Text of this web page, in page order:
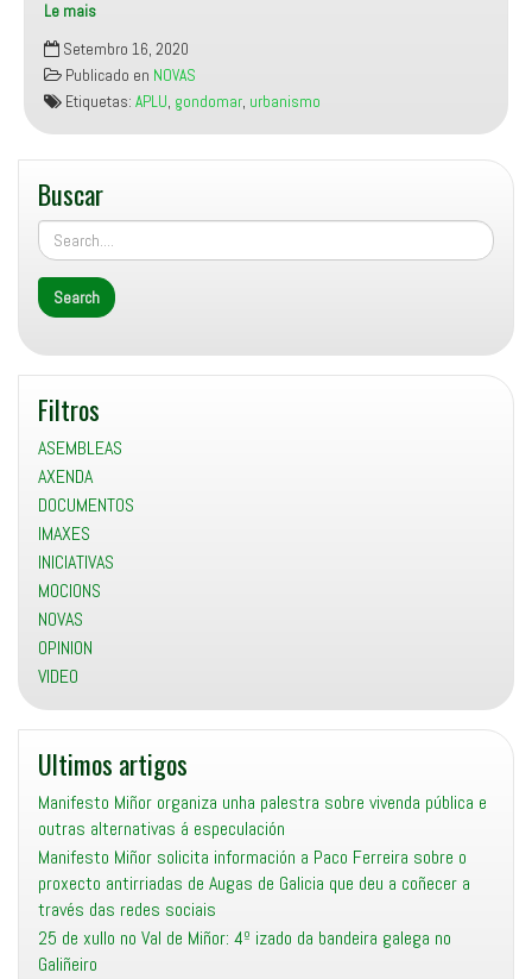
Le mais
A
APLU
retira
as
demandas
contra
as
persoas
propietarias
de
vivendas
con
licenza,
como
lle
instou
Antonio
Araújo
dende
a
Concellería
de
Urbanismo
Setembro 16, 2020
Publicado en NOVAS
Etiquetas: APLU, gondomar, urbanismo
Buscar
Filtros
ASEMBLEAS
AXENDA
DOCUMENTOS
IMAXES
INICIATIVAS
MOCIONS
NOVAS
OPINION
VIDEO
Ultimos artigos
Manifesto Miñor organiza unha palestra sobre vivenda pública e
outras alternativas á especulación
Manifesto Miñor solicita información a Paco Ferreira sobre o
proxecto antirriadas de Augas de Galicia que deu a coñecer a
través das redes sociais
25 de xullo no Val de Miñor: 4º izado da bandeira galega no
Galiñeiro